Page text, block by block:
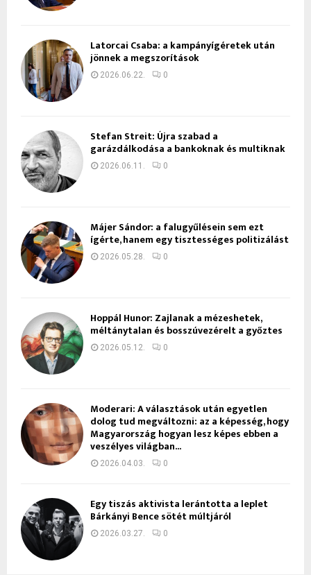
Latorcai Csaba: a kampányígéretek után
jönnek a megszorítások
2026.06.22. 0
Stefan Streit: Újra szabad a
garázdálkodása a bankoknak és multiknak
2026.06.11. 0
Májer Sándor: a falugyűlésein sem ezt
ígérte, hanem egy tisztességes politizálást
2026.05.28. 0
Hoppál Hunor: Zajlanak a mézeshetek,
méltánytalan és bosszúvezérelt a győztes
2026.05.12. 0
Moderari: A választások után egyetlen
dolog tud megváltozni: az a képesség, hogy
Magyarország hogyan lesz képes ebben a
veszélyes világban...
2026.04.03. 0
Egy tiszás aktivista lerántotta a leplet
Bárkányi Bence sötét múltjáról
2026.03.27. 0